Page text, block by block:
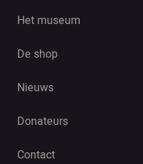
Het museum
De shop
Nieuws
Donateurs
Contact